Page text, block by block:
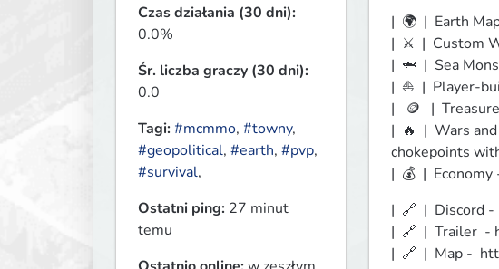
Czas działania (30 dni):
0.0%
Śr. liczba graczy (30 dni):
0.0
Tagi:#mcmmo, #towny,
#geopolitical, #earth, #pvp,
#survival,
Ostatni ping: 27 minut
temu
|  🌍  |  Earth
|  ⚔️  |  Custom
|  🦈  |  Sea
|  ⛵  |  Player-
|   🪙   |
|  🔥  |  Wars
chokepoints
|  💰  |
|  🔗﻿  |  Discord
|  🔗 ﻿ |  Trailer  -
|  🔗 ﻿ |  Map -